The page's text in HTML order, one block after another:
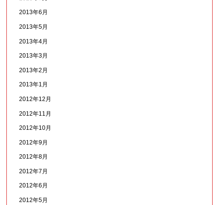
2013年6月
2013年5月
2013年4月
2013年3月
2013年2月
2013年1月
2012年12月
2012年11月
2012年10月
2012年9月
2012年8月
2012年7月
2012年6月
2012年5月